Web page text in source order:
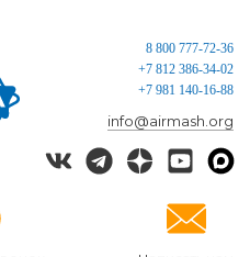
8 800 777-72-36
+7 812 386-34-02
+7 981 140-16-88
info@airmash.org